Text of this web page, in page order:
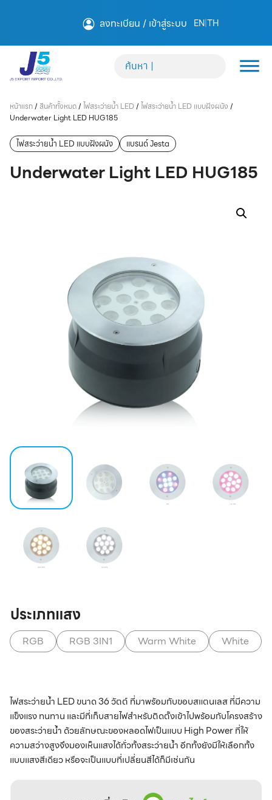
ลงทะเบียน / เข้าสู่ระบบ EN|TH
หน้าแรก/ สินค้าทั้งหมด/ ไฟสระว่ายน้ำ LED/ ไฟสระว่ายน้ำ LED แบบฝังผนัง /
Underwater Light LED HUG185
ไฟสระว่ายน้ำ LED แบบฝังผนัง แบรนด์ Jesta
Underwater Light LED HUG185
ประเภทแสง
RGB RGB 3IN1 Warm White White
ไฟสระว่ายน้ำ LED ขนาด 36 วัตต์ ที่มาพร้อมกับขอบสแตนเลส ที่มีความ
แข็งแรง ทนทาน และมีที่เก็บสายไฟสำหรับติดตั้งเข้าไปพร้อมกับโครงสร้าง
ของสระว่ายน้ำ ด้วยลักษณะของหลอดไฟเป็นแบบ High Power ที่ให้
ความสว่างสูงจึงมองเห็นแสงได้ทั่วทั้งสระว่ายน้ำ อีกทั้งยังมีให้เลือกทั้ง
แบบแสงสีเดียว หรือจะเป็นแบบที่เปลี่ยนสีได้ก็มีเช่นกัน